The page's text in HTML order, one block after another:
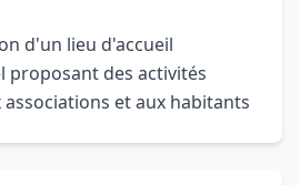
d'un lieu d'accueil
proposant des activités
et aux habitants